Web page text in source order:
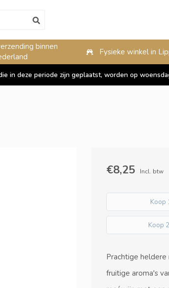
binnen
Fysieke winkel in
in deze periode zijn geplaatst, worden op
€8,25 Incl. btw
Koop
Koop
Prachtige
fruitige aroma's